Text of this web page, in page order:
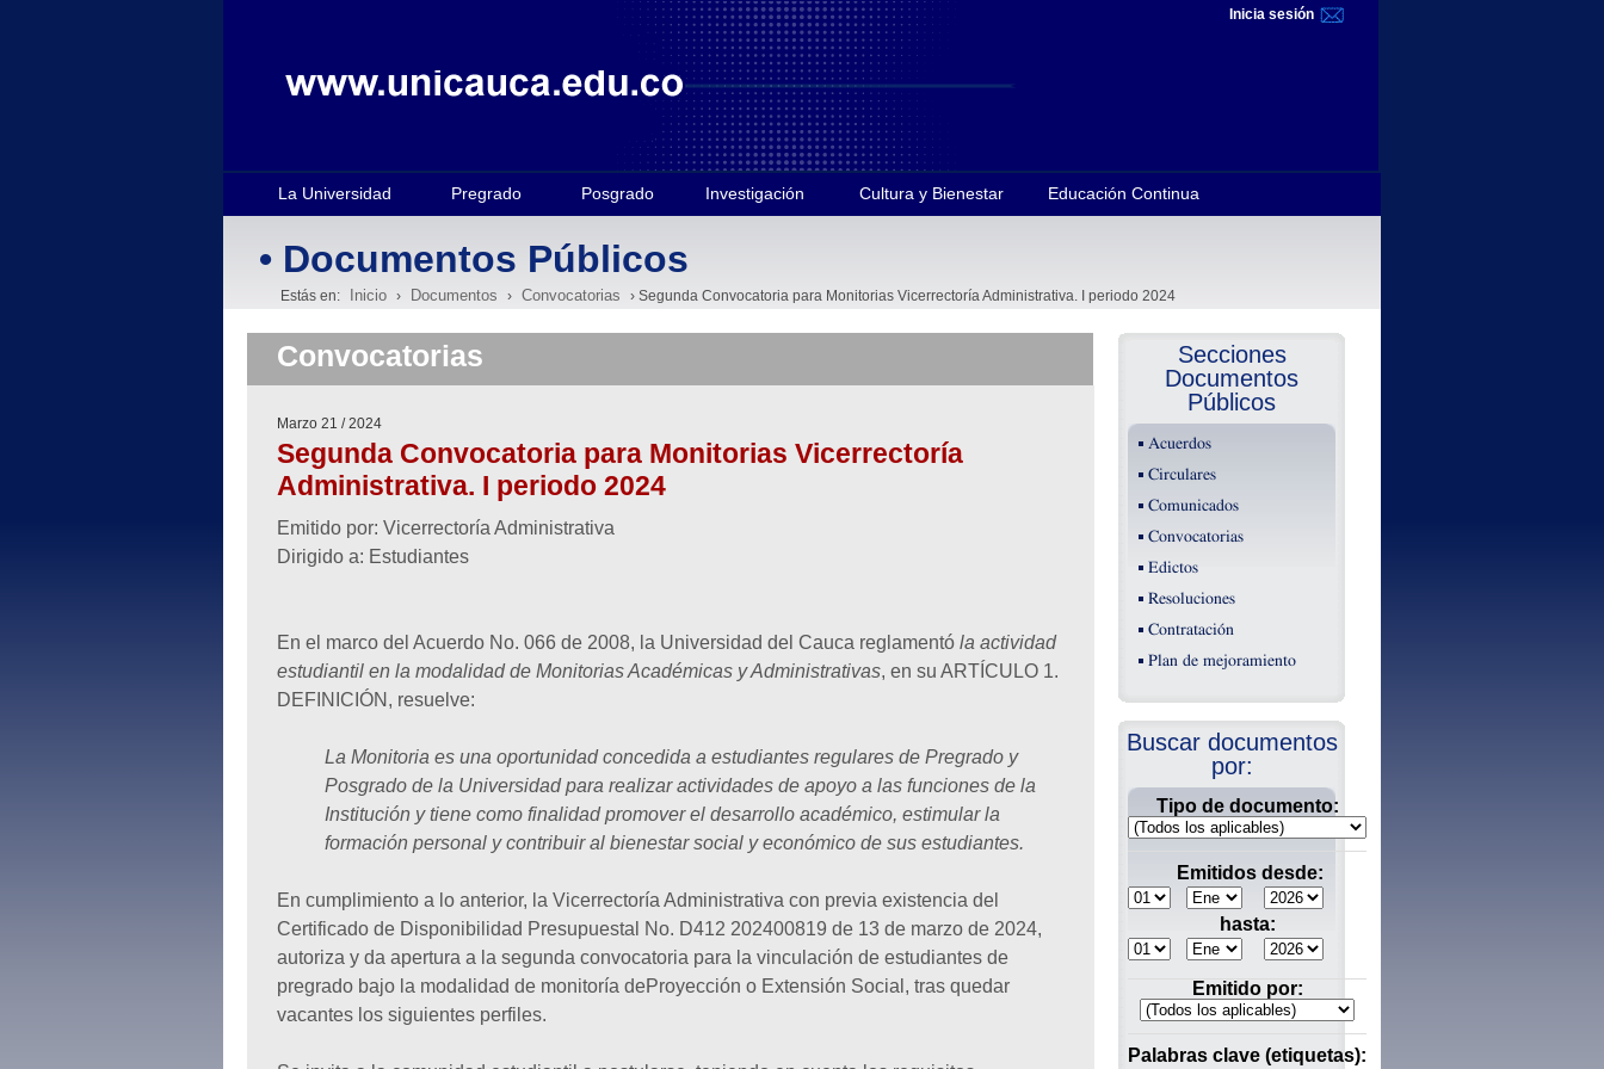
Inicia sesión
La Universidad Pregrado Posgrado Investigación Cultura y Bienestar Educación Continua
• Documentos Públicos
Estás en: Inicio › Documentos › Convocatorias › Segunda Convocatoria para Monitorias Vicerrectoría Administrativa. I periodo 2024
Convocatorias
Marzo 21 / 2024
Segunda Convocatoria para Monitorias Vicerrectoría
Administrativa. I periodo 2024
Emitido por: Vicerrectoría Administrativa
Dirigido a: Estudiantes
En el marco del Acuerdo No. 066 de 2008, la Universidad del Cauca reglamentó la actividad
estudiantil en la modalidad de Monitorias Académicas y Administrativas, en su ARTÍCULO 1.
DEFINICIÓN, resuelve:
La Monitoria es una oportunidad concedida a estudiantes regulares de Pregrado y
Posgrado de la Universidad para realizar actividades de apoyo a las funciones de la
Institución y tiene como finalidad promover el desarrollo académico, estimular la
formación personal y contribuir al bienestar social y económico de sus estudiantes.
En cumplimiento a lo anterior, la Vicerrectoría Administrativa con previa existencia del
Certificado de Disponibilidad Presupuestal No. D412 202400819 de 13 de marzo de 2024,
autoriza y da apertura a la segunda convocatoria para la vinculación de estudiantes de
pregrado bajo la modalidad de monitoría deProyección o Extensión Social, tras quedar
vacantes los siguientes perfiles.
Secciones
Documentos
Públicos
Acuerdos
Circulares
Comunicados
Convocatorias
Edictos
Resoluciones
Contratación
Plan de mejoramiento
Buscar documentos
por:
Tipo de documento:
Emitidos desde:
hasta:
Emitido por:
Palabras clave (etiquetas):